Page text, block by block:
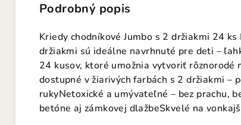
Podrobný popis
Kriedy chodníkové Jumbo s 2 držiakmi 24
držiakmi sú ideálne navrhnuté pre deti –
24 kusov, ktoré umožnia vytvoriť rôznorodé
dostupné v žiarivých farbách s 2 držiakmi –
rukyNetoxické a umývateľné – bez prachu,
betóne aj zámkovej dlažbeSkvelé na